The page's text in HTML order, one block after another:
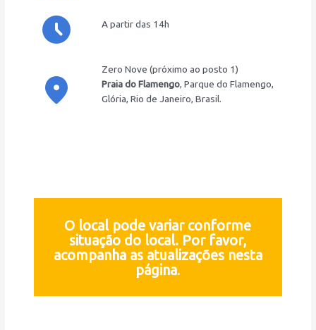
access_time A partir das 14h
place
Zero Nove (próximo ao posto 1)
Praia do Flamengo, Parque do Flamengo,
Glória, Rio de Janeiro, Brasil.
O local pode variar conforme
situação do local. Por favor,
acompanha as atualizações nesta
página.